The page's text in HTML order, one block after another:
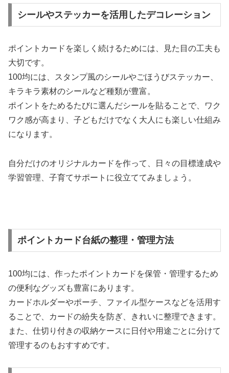
シールやステッカーを活用したデコレーション
ポイントカードを楽しく続けるためには、見た目の工夫も
大切です。
100均には、スタンプ風のシールやごほうびステッカー、
キラキラ素材のシールなど種類が豊富。
ポイントをためるたびに選んだシールを貼ることで、ワク
ワク感が高まり、子どもだけでなく大人にも楽しい仕組み
になります。
自分だけのオリジナルカードを作って、日々の目標達成や
学習管理、子育てサポートに役立ててみましょう。
ポイントカード台紙の整理・管理方法
100均には、作ったポイントカードを保管・管理するため
の便利なグッズも豊富にあります。
カードホルダーやポーチ、ファイル型ケースなどを活用す
ることで、カードの紛失を防ぎ、きれいに整理できます。
また、仕切り付きの収納ケースに日付や用途ごとに分けて
管理するのもおすすめです。